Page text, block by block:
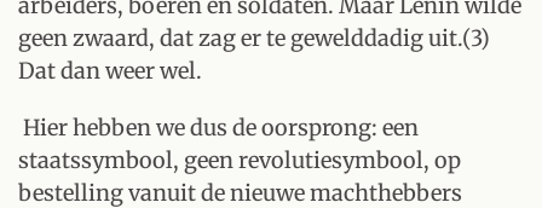
geen zwaard, dat zag er te gewelddadig uit.(3)
Dat dan weer wel.
Hier hebben we dus de oorsprong: een
staatssymbool, geen revolutiesymbool, op
bestelling vanuit de nieuwe machthebbers